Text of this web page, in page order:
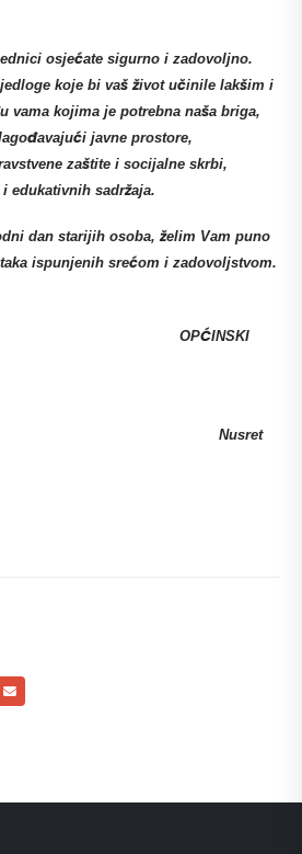
osjećate sigurno i zadovoljno.
koje bi vaš život učinile lakšim i
vama kojima je potrebna naša briga,
javne prostore,
zaštite i socijalne skrbi,
edukativnih sadržaja.
dan starijih osoba, želim Vam puno
ispunjenih srećom i zadovoljstvom.
OPĆINSKI
Nusret